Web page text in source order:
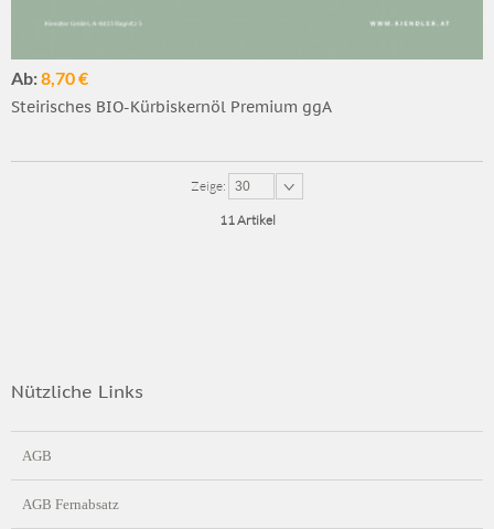
Ab:8,70 €
Steirisches BIO-Kürbiskernöl Premium ggA
Zeige: 30
11 Artikel
Nützliche Links
AGB
AGB Fernabsatz